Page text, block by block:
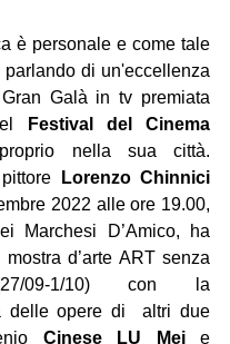
è personale e come tale
parlando di un'eccellenza
Galà in tv premiata
Festival del Cinema
nella sua città.
Lorenzo Chinnici
2022 alle ore 19.00,
Marchesi D’Amico, ha
d’arte ART senza
09-1/10) con la
delle opere di  altri due
Cinese LU Mei e